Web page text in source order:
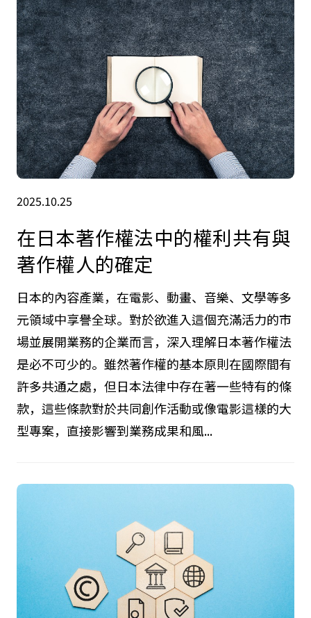
面迅速保護了創作者的權利，但另一方面，尤其在
企業活動...
2025.10.25
在日本著作權法中的權利共有與
著作權人的確定
日本的內容產業，在電影、動畫、音樂、文學等多
元領域中享譽全球。對於欲進入這個充滿活力的市
場並展開業務的企業而言，深入理解日本著作權法
型專案，直接影響到業務成果和風...